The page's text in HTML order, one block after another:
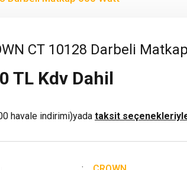
CT 10128 Darbeli
TL Kdv Dahil
havale indirimi)yada taksit